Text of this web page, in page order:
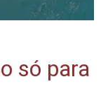
só para